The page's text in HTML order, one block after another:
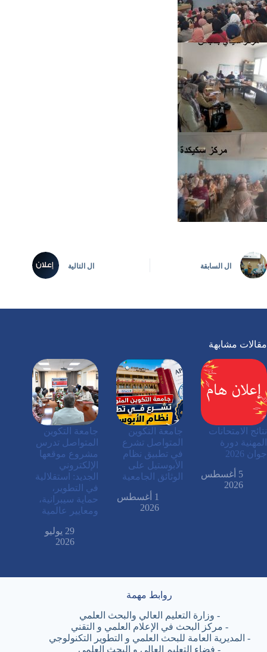
ال السابقة ال التالية
مقالات مشابهة
نتائج الامتحانات
المهنية دورة
جوان 2026
5 أغسطس
2026
جامعة التكوين
المتواصل تشرع
في تطبيق نظام
الأبوستيل على
الوثائق الجامعية
1 أغسطس
2026
جامعة التكوين
المتواصل تدرس
مشروع موقعها
الإلكتروني
الجديد: استقلالية
في التطوير،
حماية سيبرانية،
ومعايير عالمية
29 يوليو
2026
روابط مهمة
- وزارة التعليم العالي والبحث العلمي
- مركز البحث في الإعلام العلمي و التقني
- المديرية العامة للبحث العلمي و التطوير التكنولوجي
- فضاء التعليم العالي و البحث العلمي